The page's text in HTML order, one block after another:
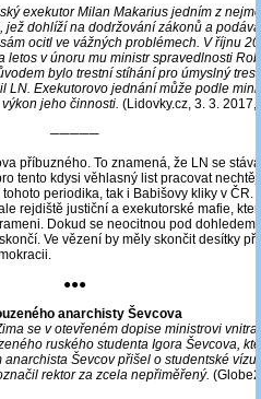
exekutor Milan Makarius jedním z
jež dohlíží na dodržování zákonů a
ocitl ve vážných problémech. V říjnu
letos v únoru mu ministr spravedlnosti
bylo trestní stíhání pro úmyslný
LN. Exekutorovo jednání může podle
jeho činnosti. (Lidovky.cz, 3. 3. 2017,
─────
příbuzného. To znamená, že LN se
tento kdysi věhlasný list pracovat
periodika, tak i Babišovy kliky v ČR.
rejdiště justiční a exekutorské mafie,
Dokud se neocitnou pod dohledem
Ve vězení by měly skončit desítky
●●●
anarchisty Ševcova
se v otevřeném dopise ministrovi
ruského studenta Igora Ševcova,
Ševcov přišel o studentské
rektor za zcela nepřiměřený.